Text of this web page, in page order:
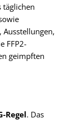
täglichen
FFP2-
geimpften
Regel. Das